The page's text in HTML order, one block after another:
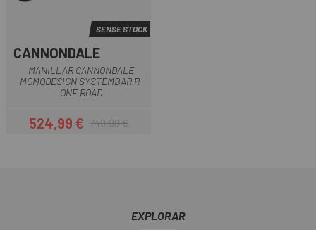
SENSE STOCK
CANNONDALE
MANILLAR CANNONDALE
MOMODESIGN SYSTEMBAR R-
ONE ROAD
Preu
524,99 €Preu regular
749,90 €
EXPLORAR